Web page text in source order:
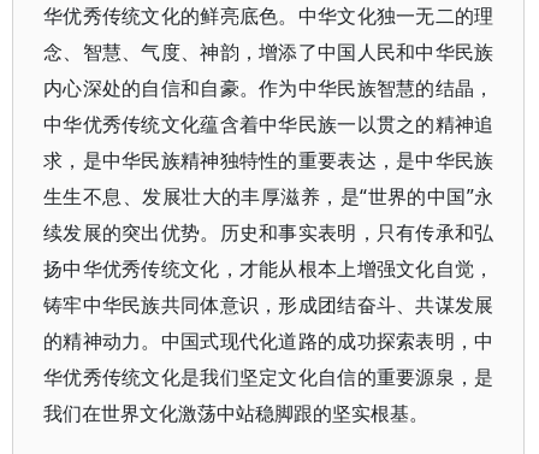
华优秀传统文化的鲜亮底色。中华文化独一无二的理
念、智慧、气度、神韵，增添了中国人民和中华民族
内心深处的自信和自豪。作为中华民族智慧的结晶，
中华优秀传统文化蕴含着中华民族一以贯之的精神追
求，是中华民族精神独特性的重要表达，是中华民族
生生不息、发展壮大的丰厚滋养，是“世界的中国”永
续发展的突出优势。历史和事实表明，只有传承和弘
扬中华优秀传统文化，才能从根本上增强文化自觉，
铸牢中华民族共同体意识，形成团结奋斗、共谋发展
的精神动力。中国式现代化道路的成功探索表明，中
华优秀传统文化是我们坚定文化自信的重要源泉，是
我们在世界文化激荡中站稳脚跟的坚实根基。